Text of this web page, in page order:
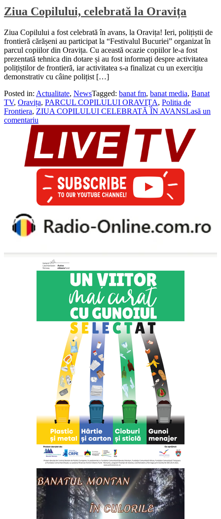
Ziua Copilului, celebrată la Oravița
Ziua Copilului a fost celebrată în avans, la Oravița! Ieri, polițiștii de
frontieră cărășeni au participat la “Festivalul Bucuriei” organizat în
parcul copiilor din Oravița. Cu această ocazie copiilor le-a fost
prezentată tehnica din dotare și au fost informați despre activitatea
polițiștilor de frontieră, iar activitatea s-a finalizat cu un exercițiu
demonstrativ cu câine polițist […]
Posted in: Actualitate, NewsTagged: banat fm, banat media, Banat
TV, Oravița, PARCUL COPILULUI ORAVIȚA, Politia de
Frontiera, ZIUA COPILULUI CELEBRATĂ ÎN AVANSLasă un
comentariu